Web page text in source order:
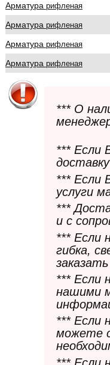
Арматура рифленая
Арматура рифленая
Арматура рифленая
Арматура рифленая
*** О
*** Если
*** Если
услуги
***
и с
*** Если
гибка,
*** Если
нашими
*** Если
можете